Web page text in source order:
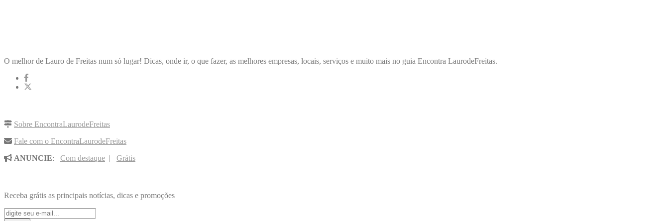
O melhor de Lauro de Freitas num só lugar! Dicas, onde ir, o que fazer, as melhores empresas, locais, serviços e muito mais no guia Encontra LaurodeFreitas.
Sobre EncontraLaurodeFreitas
Fale com o EncontraLaurodeFreitas
ANUNCIE: Com destaque | Grátis
Receba grátis as principais notícias, dicas e promoções